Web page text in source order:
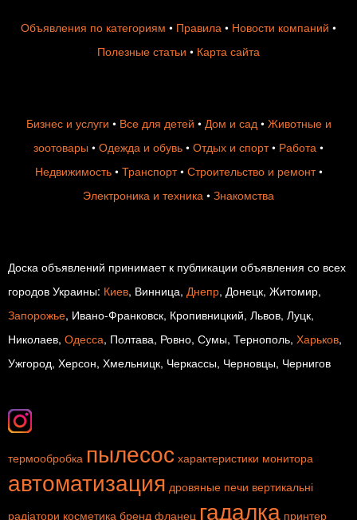
Объявления по категориям • Правила • Новости компаний •
Полезные статьи • Карта сайта
Бизнес и услуги • Все для детей • Дом и сад• Животные и
зоотовары • Одежда и обувь • Отдых и спорт• Работа •
Недвижимость• Транспорт• Строительство и ремонт•
Электроника и техника • Знакомства
Доска объявлений принимает к публикации объявления со всех
городов Украины: Киев, Винница, Днепр, Донецк, Житомир,
Запорожье, Ивано-Франковск, Кропивницкий, Львов, Луцк,
Николаев, Одесса, Полтава, Ровно, Сумы, Тернополь, Харьков,
Ужгород, Херсон, Хмельницк, Черкассы, Черновцы, Чернигов
термообробка пылесос характеристики монитора
автоматизация дровяные печи вертикальні
радіатори косметика бренд фланец гадалка принтер